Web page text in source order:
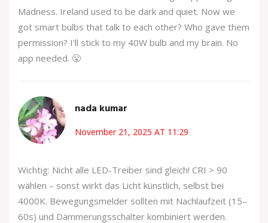
Madness. Ireland used to be dark and quiet. Now we
got smart bulbs that talk to each other? Who gave them
permission? I’ll stick to my 40W bulb and my brain. No
app needed. 😤
nada kumar
November 21, 2025 AT 11:29
Wichtig: Nicht alle LED-Treiber sind gleich! CRI > 90
wählen – sonst wirkt das Licht künstlich, selbst bei
4000K. Bewegungsmelder sollten mit Nachlaufzeit (15–
60s) und Dämmerungsschalter kombiniert werden.